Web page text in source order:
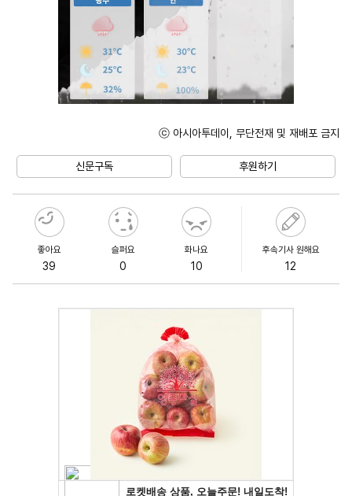
ⓒ 아시아투데이, 무단전재 및 재배포 금지
신문구독 후원하기
좋아요
39
슬퍼요
0
화나요
10
후속기사 원해요
12